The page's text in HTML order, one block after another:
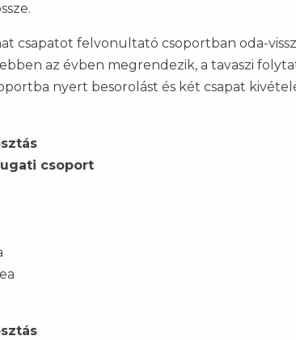
csapatot felvonultató csoportban oda-
az évben megrendezik, a tavaszi
nyert besorolást és két csapat
csoport